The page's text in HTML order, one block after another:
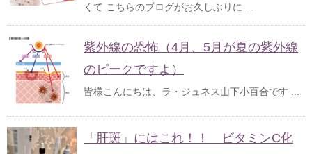
くて こちらのブログがお久しぶりに ...
紫外線の恐怖（4月、5月が夏の紫外線
のピークですよ）
皆様こんにちは、ラ・ジュネス山下小百合です ...
「肝斑」にはこれ！！ ビタミンC化